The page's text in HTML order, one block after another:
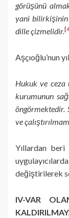
görüşünü
yani bilirkişinin
dille çizmelidir.
Aşçıoğlu’nun
Hukuk ve
kurumunun
öngörmektedir.
ve
Yıllardan
değiştirilerek
IV-VAR